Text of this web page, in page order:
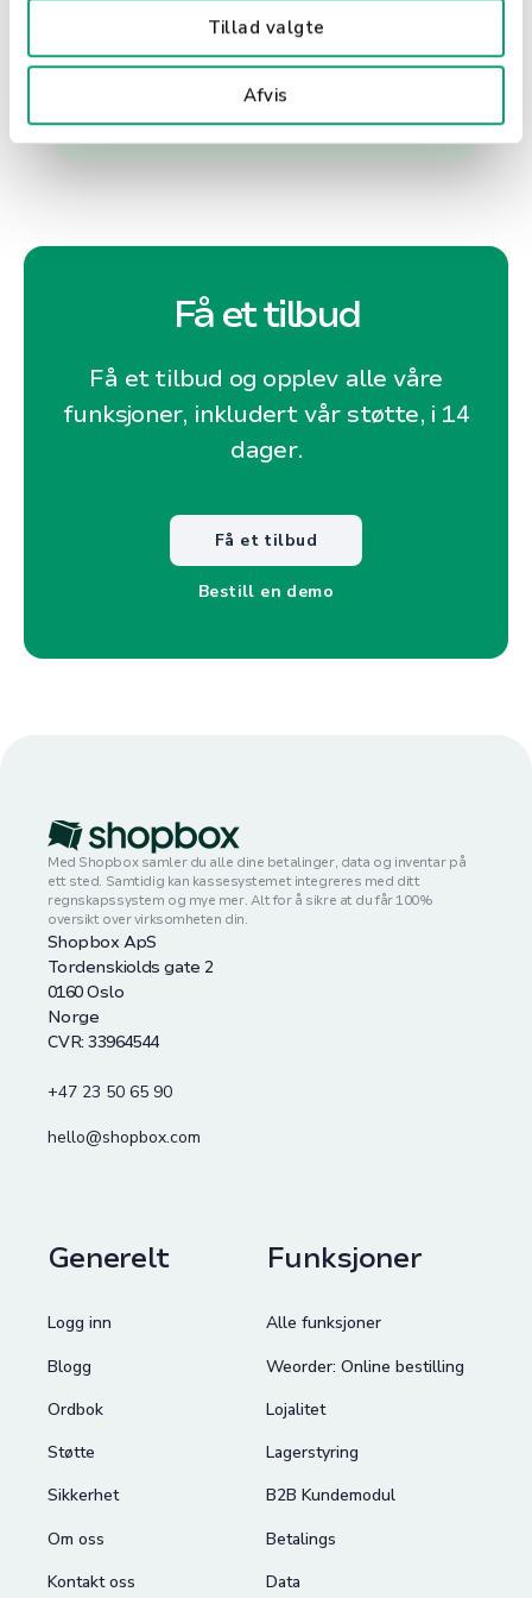
Tillad valgte
Afvis
verdsetter etisk og ansvarlig
virksomhetspraksis.
Få et tilbud
Få et tilbud og opplev alle våre
funksjoner, inkludert vår støtte, i 14
dager.
Få et tilbud
Bestill en demo
Med Shopbox samler du alle dine betalinger, data og inventar på
ett sted. Samtidig kan kassesystemet integreres med ditt
regnskapssystem og mye mer. Alt for å sikre at du får 100%
oversikt over virksomheten din.
Shopbox ApS
Tordenskiolds gate 2
0160 Oslo
Norge
CVR: 33964544
+47 23 50 65 90
hello@shopbox.com
Generelt
Logg inn
Blogg
Ordbok
Støtte
Sikkerhet
Om oss
Kontakt oss
Funksjoner
Alle funksjoner
Weorder: Online bestilling
Lojalitet
Lagerstyring
B2B Kundemodul
Betalings
Data